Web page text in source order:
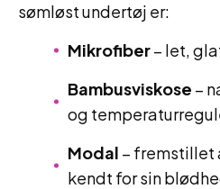
sømløst undertøj er:
Mikrofiber– let,
Bambusviskose –
og
Modal –
kendt for sin